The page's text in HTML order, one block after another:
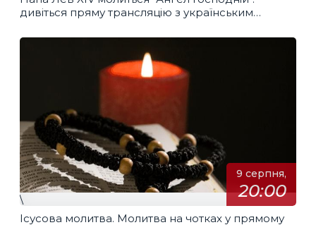
дивіться пряму трансляцію з українським
9 серпня,
20:00
\
Ісусова молитва. Молитва на чотках у прямому